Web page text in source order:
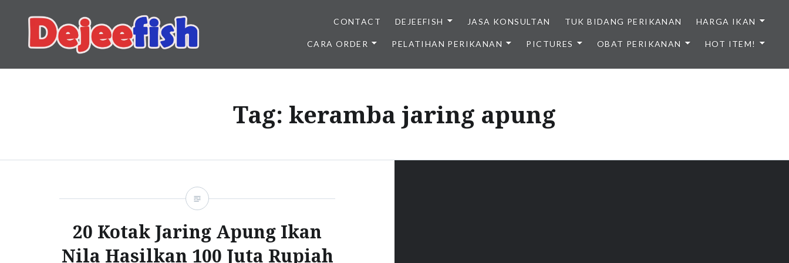
content
DEJEEFISH | PRODUSEN BENIH IKAN BERKUALITAS INDONESIA
CONTACT DEJEEFISH JASA KONSULTAN TUK BIDANG PERIKANAN HARGA IKAN
CARA ORDER PELATIHAN PERIKANAN PICTURES OBAT PERIKANAN HOT ITEM!
Tag: keramba jaring apung
20 Kotak Jaring Apung Ikan
Nila Hasilkan 100 Juta Rupiah